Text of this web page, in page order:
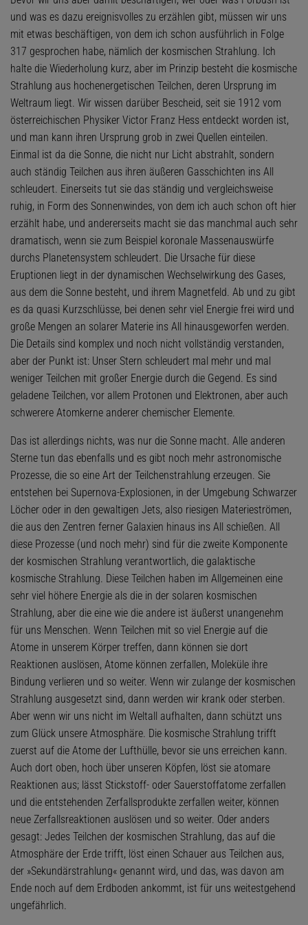
und was es dazu ereignisvolles zu erzählen gibt, müssen wir uns
mit etwas beschäftigen, von dem ich schon ausführlich in Folge
317 gesprochen habe, nämlich der kosmischen Strahlung. Ich
halte die Wiederholung kurz, aber im Prinzip besteht die kosmische
Strahlung aus hochenergetischen Teilchen, deren Ursprung im
Weltraum liegt. Wir wissen darüber Bescheid, seit sie 1912 vom
österreichischen Physiker Victor Franz Hess entdeckt worden ist,
und man kann ihren Ursprung grob in zwei Quellen einteilen.
Einmal ist da die Sonne, die nicht nur Licht abstrahlt, sondern
auch ständig Teilchen aus ihren äußeren Gasschichten ins All
schleudert. Einerseits tut sie das ständig und vergleichsweise
ruhig, in Form des Sonnenwindes, von dem ich auch schon oft hier
erzählt habe, und andererseits macht sie das manchmal auch sehr
dramatisch, wenn sie zum Beispiel koronale Massenauswürfe
durchs Planetensystem schleudert. Die Ursache für diese
Eruptionen liegt in der dynamischen Wechselwirkung des Gases,
aus dem die Sonne besteht, und ihrem Magnetfeld. Ab und zu gibt
es da quasi Kurzschlüsse, bei denen sehr viel Energie frei wird und
große Mengen an solarer Materie ins All hinausgeworfen werden.
Die Details sind komplex und noch nicht vollständig verstanden,
aber der Punkt ist: Unser Stern schleudert mal mehr und mal
weniger Teilchen mit großer Energie durch die Gegend. Es sind
geladene Teilchen, vor allem Protonen und Elektronen, aber auch
schwerere Atomkerne anderer chemischer Elemente.
Das ist allerdings nichts, was nur die Sonne macht. Alle anderen
Sterne tun das ebenfalls und es gibt noch mehr astronomische
Prozesse, die so eine Art der Teilchenstrahlung erzeugen. Sie
entstehen bei Supernova-Explosionen, in der Umgebung Schwarzer
Löcher oder in den gewaltigen Jets, also riesigen Materieströmen,
die aus den Zentren ferner Galaxien hinaus ins All schießen. All
diese Prozesse (und noch mehr) sind für die zweite Komponente
der kosmischen Strahlung verantwortlich, die galaktische
kosmische Strahlung. Diese Teilchen haben im Allgemeinen eine
sehr viel höhere Energie als die in der solaren kosmischen
Strahlung, aber die eine wie die andere ist äußerst unangenehm
für uns Menschen. Wenn Teilchen mit so viel Energie auf die
Atome in unserem Körper treffen, dann können sie dort
Reaktionen auslösen, Atome können zerfallen, Moleküle ihre
Bindung verlieren und so weiter. Wenn wir zulange der kosmischen
Strahlung ausgesetzt sind, dann werden wir krank oder sterben.
Aber wenn wir uns nicht im Weltall aufhalten, dann schützt uns
zum Glück unsere Atmosphäre. Die kosmische Strahlung trifft
zuerst auf die Atome der Lufthülle, bevor sie uns erreichen kann.
Auch dort oben, hoch über unseren Köpfen, löst sie atomare
Reaktionen aus; lässt Stickstoff- oder Sauerstoffatome zerfallen
und die entstehenden Zerfallsprodukte zerfallen weiter, können
neue Zerfallsreaktionen auslösen und so weiter. Oder anders
gesagt: Jedes Teilchen der kosmischen Strahlung, das auf die
Atmosphäre der Erde trifft, löst einen Schauer aus Teilchen aus,
der »Sekundärstrahlung« genannt wird, und das, was davon am
Ende noch auf dem Erdboden ankommt, ist für uns weitestgehend
ungefährlich.